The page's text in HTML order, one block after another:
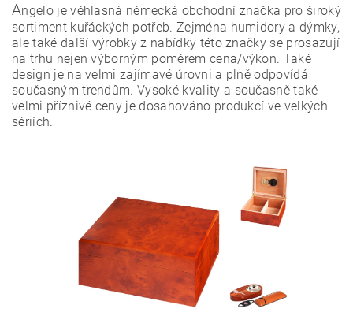
Vložením hodnocení souhlasíte spodmínkami ochrany
osobních údajů
Angelo je věhlasná německá obchodní značka pro široký
sortiment kuřáckých potřeb. Zejména humidory a dýmky,
ale také další výrobky z nabídky této značky se prosazují
na trhu nejen výborným poměrem cena/výkon. Také
design je na velmi zajímavé úrovni a plně odpovídá
současným trendům. Vysoké kvality a současně také
velmi příznivé ceny je dosahováno produkcí ve velkých
sériích.